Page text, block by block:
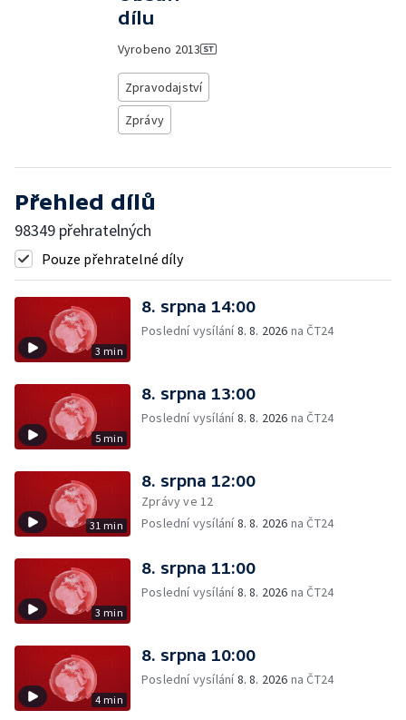
dílu
Vyrobeno 2013
Zpravodajství
Zprávy
Přehled dílů
98349 přehratelných
Pouze přehratelné díly
3 min
8. srpna 14:00
Poslední vysílání8. 8. 2026 na ČT24
5 min
8. srpna 13:00
Poslední vysílání8. 8. 2026 na ČT24
31 min
8. srpna 12:00
Zprávy ve 12
Poslední vysílání8. 8. 2026 na ČT24
3 min
8. srpna 11:00
Poslední vysílání8. 8. 2026 na ČT24
4 min
8. srpna 10:00
Poslední vysílání8. 8. 2026 na ČT24